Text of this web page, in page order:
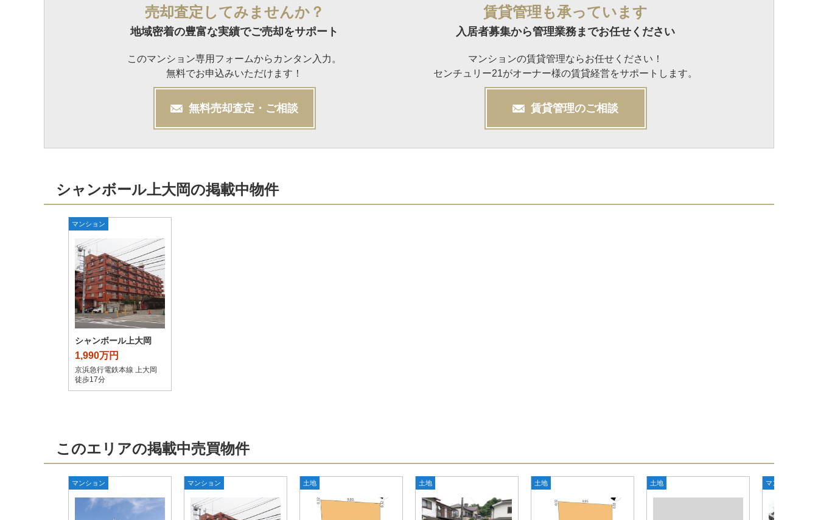
売却査定してみませんか？
地域密着の豊富な実績でご売却をサポート
このマンション専用フォームからカンタン入力。
無料でお申込みいただけます！
無料売却査定・ご相談
賃貸管理も承っています
入居者募集から管理業務までお任せください
マンションの賃貸管理ならお任せください！
センチュリー21がオーナー様の賃貸経営をサポートします。
賃貸管理のご相談
シャンボール上大岡の掲載中物件
マンション
シャンボール上大岡
1,990万円
京浜急行電鉄本線 上大岡
徒歩17分
このエリアの掲載中売買物件
マンション マンション 土地 土地 土地 土地 マンション